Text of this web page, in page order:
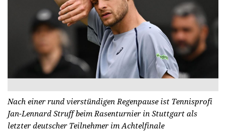
Nach einer rund vierstündigen Regenpause ist Tennisprofi
Jan-Lennard Struff beim Rasenturnier in Stuttgart als
letzter deutscher Teilnehmer im Achtelfinale